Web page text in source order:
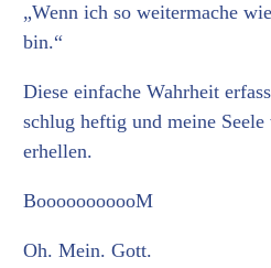
„Wenn ich so weitermache
bin.“
Diese einfache Wahrheit
schlug heftig und meine
erhellen.
BooooooooooM
Oh. Mein. Gott.